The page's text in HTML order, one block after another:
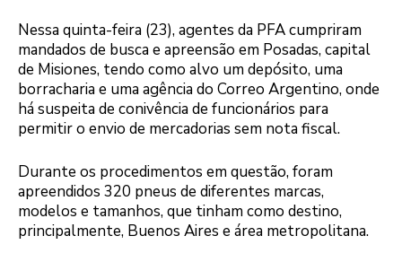
Nessa quinta-feira (23), agentes da PFA cumpriram
mandados de busca e apreensão em Posadas, capital
de Misiones, tendo como alvo um depósito, uma
borracharia e uma agência do Correo Argentino, onde
há suspeita de conivência de funcionários para
permitir o envio de mercadorias sem nota fiscal.
Durante os procedimentos em questão, foram
apreendidos 320 pneus de diferentes marcas,
modelos e tamanhos, que tinham como destino,
principalmente, Buenos Aires e área metropolitana.